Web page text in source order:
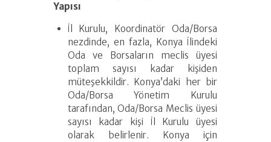
Yapısı
İl Kurulu, Koordinatör Oda/Borsa
nezdinde, en fazla, Konya İlindeki
Oda ve Borsaların meclis üyesi
toplam sayısı kadar kişiden
müteşekkildir. Konya’daki her bir
Oda/Borsa Yönetim Kurulu
tarafından, Oda/Borsa Meclis üyesi
sayısı kadar kişi İl Kurulu üyesi
olarak belirlenir. Konya için